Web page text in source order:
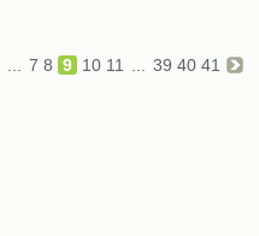
7 8 9 10 11 39 40 41